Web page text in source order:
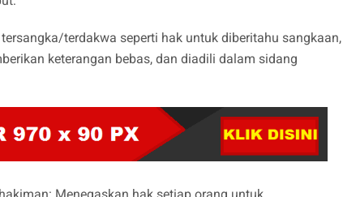
terdakwa seperti hak untuk diberitahu sangkaan,
keterangan bebas, dan diadili dalam sidang